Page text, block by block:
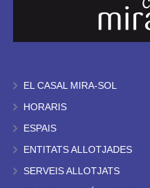
EL CASAL MIRA-SOL
HORARIS
ESPAIS
ENTITATS ALLOTJADES
SERVEIS ALLOTJATS